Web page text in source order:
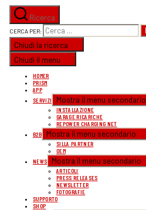
Ricerca
CERCA PER:
Chiudi la ricerca
Chiudi il menu
HOMER
PRISM
APP
SERVIZI
Mostra il menu secondario
INSTALLAZIONE
GARAGE RICARICHE
REPOWER CHARGING NET
B2B
Mostra il menu secondario
SILLA PARTNER
OEM
NEWS
Mostra il menu secondario
ARTICOLI
PRESS RELEASES
NEWSLETTER
FOTOGRAFIE
SUPPORTO
SHOP